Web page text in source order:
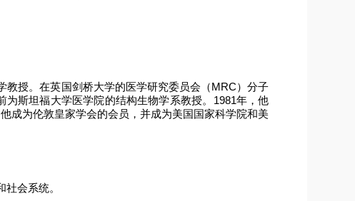
授。在英国剑桥大学的医学研究委员会（MRC）分子
斯坦福大学医学院的结构生物学系教授。 1981年，他
成为伦敦皇家学会的会员，并成为美国国家科学院和美
会系统。